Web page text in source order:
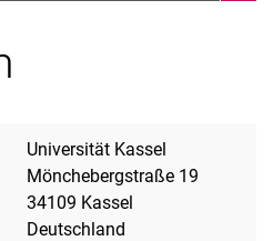
Universität Kassel
Mönchebergstraße 19
34109 Kassel
Deutschland